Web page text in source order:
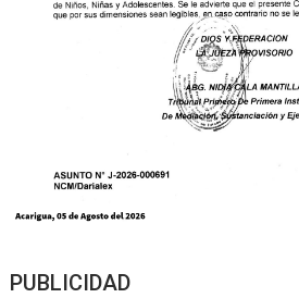
PUBLICIDAD